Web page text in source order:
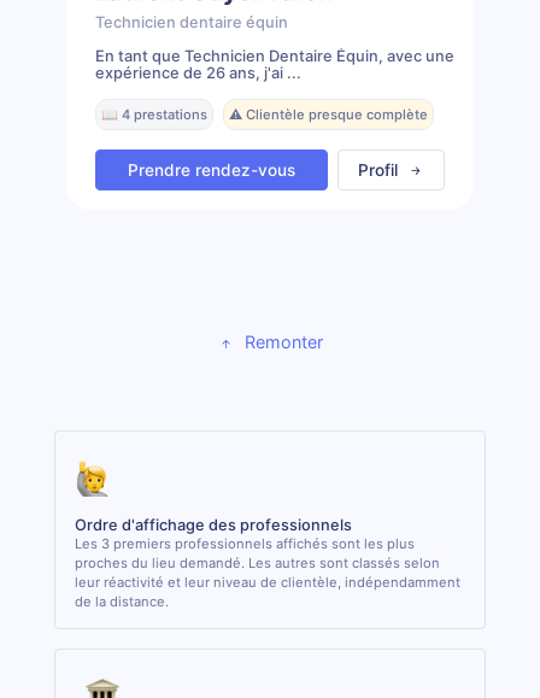
Technicien dentaire équin
En tant que Technicien Dentaire Équin, avec une
expérience de 26 ans, j'ai ...
📖 4 prestations ⚠️ Clientèle presque complète
Prendre rendez-vous Profil
Remonter
Ordre d'affichage des professionnels
Les 3 premiers professionnels affichés sont les plus
proches du lieu demandé. Les autres sont classés selon
leur réactivité et leur niveau de clientèle, indépendamment
de la distance.